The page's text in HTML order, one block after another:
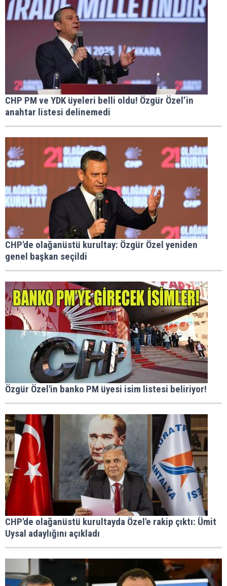
CHP PM ve YDK üyeleri belli oldu! Özgür Özel’in
anahtar listesi delinemedi
CHP'de olağanüstü kurultay: Özgür Özel yeniden
genel başkan seçildi
Özgür Özel'in banko PM üyesi isim listesi beliriyor!
CHP'de olağanüstü kurultayda Özel'e rakip çıktı: Ümit
Uysal adaylığını açıkladı